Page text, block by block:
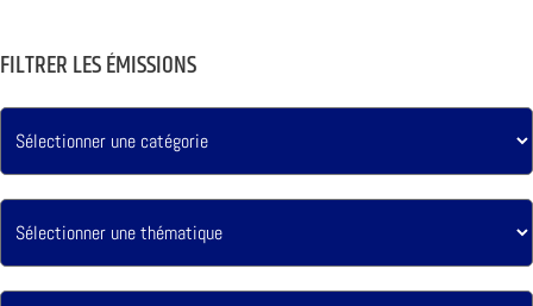
FILTRER LES ÉMISSIONS